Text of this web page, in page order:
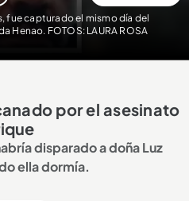
fue capturado el mismo día del
Henao. FOTOS: LAURA ROSA
por el asesinato
disparado a doña Luz
ella dormía.